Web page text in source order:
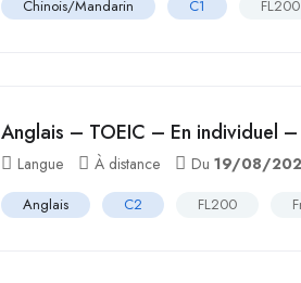
Chinois/Mandarin C1 FL200
Anglais – TOEIC – En individuel
Langue À distance Du19/08/
Anglais C2 FL200